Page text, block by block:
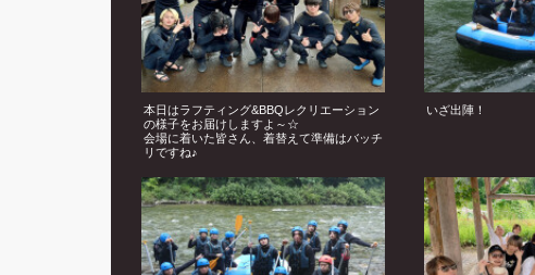
本日はラフティング&BBQレクリエーション
の様子をお届けしますよ～☆
会場に着いた皆さん、着替えて準備はバッチ
リですね♪
いざ出陣！